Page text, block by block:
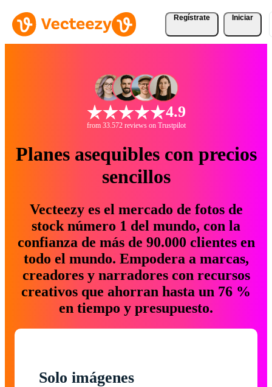
Regístrate Iniciar
4.9
from 33.572 reviews on Trustpilot
Planes asequibles con precios
sencillos
Vecteezy es el mercado de fotos de
stock número 1 del mundo, con la
confianza de más de 90.000 clientes en
todo el mundo. Empodera a marcas,
creadores y narradores con recursos
creativos que ahorran hasta un 76 %
en tiempo y presupuesto.
Solo imágenes